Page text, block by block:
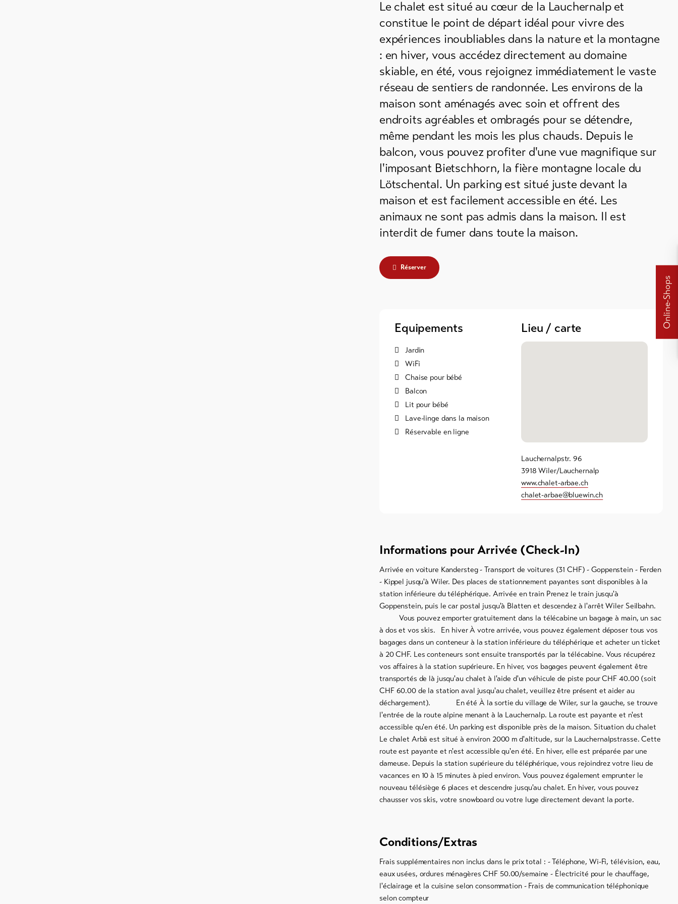
Online-Shops
Le chalet est situé au cœur de la Lauchernalp et
constitue le point de départ idéal pour vivre des
expériences inoubliables dans la nature et la montagne
: en hiver, vous accédez directement au domaine
skiable, en été, vous rejoignez immédiatement le vaste
réseau de sentiers de randonnée. Les environs de la
maison sont aménagés avec soin et offrent des
endroits agréables et ombragés pour se détendre,
même pendant les mois les plus chauds. Depuis le
balcon, vous pouvez profiter d'une vue magnifique sur
l'imposant Bietschhorn, la fière montagne locale du
Lötschental. Un parking est situé juste devant la
maison et est facilement accessible en été. Les
animaux ne sont pas admis dans la maison. Il est
interdit de fumer dans toute la maison.
Réserver
Equipements
Jardin
WiFi
Chaise pour bébé
Balcon
Lit pour bébé
Lave-linge dans la maison
Réservable en ligne
Lieu / carte
Lauchernalpstr. 96
3918 Wiler/Lauchernalp
www.chalet-arbae.ch
chalet-arbae@bluewin.ch
Informations pour Arrivée (Check-In)
Arrivée en voiture Kandersteg - Transport de voitures (31 CHF) - Goppenstein - Ferden
- Kippel jusqu'à Wiler. Des places de stationnement payantes sont disponibles à la
station inférieure du téléphérique. Arrivée en train Prenez le train jusqu'à
Goppenstein, puis le car postal jusqu'à Blatten et descendez à l'arrêt Wiler Seilbahn.
Vous pouvez emporter gratuitement dans la télécabine un bagage à main, un sac
à dos et vos skis. En hiver À votre arrivée, vous pouvez également déposer tous vos
bagages dans un conteneur à la station inférieure du téléphérique et acheter un ticket
à 20 CHF. Les conteneurs sont ensuite transportés par la télécabine. Vous récupérez
vos affaires à la station supérieure. En hiver, vos bagages peuvent également être
transportés de là jusqu'au chalet à l'aide d'un véhicule de piste pour CHF 40.00 (soit
CHF 60.00 de la station aval jusqu'au chalet, veuillez être présent et aider au
déchargement). En été À la sortie du village de Wiler, sur la gauche, se trouve
l'entrée de la route alpine menant à la Lauchernalp. La route est payante et n'est
accessible qu'en été. Un parking est disponible près de la maison. Situation du chalet
Le chalet Arbä est situé à environ 2000 m d'altitude, sur la Lauchernalpstrasse. Cette
route est payante et n'est accessible qu'en été. En hiver, elle est préparée par une
dameuse. Depuis la station supérieure du téléphérique, vous rejoindrez votre lieu de
vacances en 10 à 15 minutes à pied environ. Vous pouvez également emprunter le
nouveau télésiège 6 places et descendre jusqu'au chalet. En hiver, vous pouvez
chausser vos skis, votre snowboard ou votre luge directement devant la porte.
Conditions/Extras
Frais supplémentaires non inclus dans le prix total : - Téléphone, Wi-Fi, télévision, eau,
eaux usées, ordures ménagères CHF 50.00/semaine - Électricité pour le chauffage,
l'éclairage et la cuisine selon consommation - Frais de communication téléphonique
selon compteur